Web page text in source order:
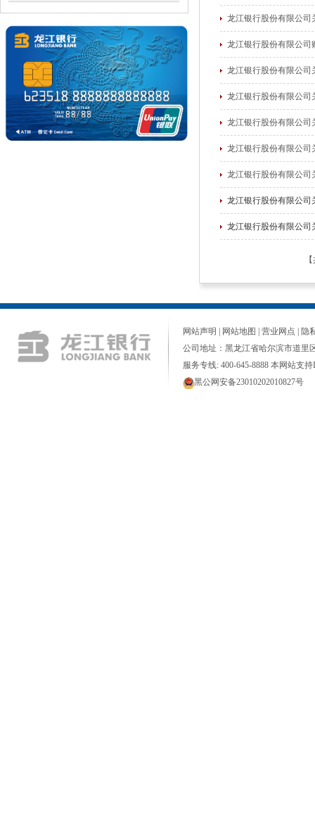
龙江银行股份有限公司
龙江银行股份有限公司
龙江银行股份有限公司
龙江银行股份有限公司
龙江银行股份有限公司
龙江银行股份有限公司
龙江银行股份有限公司
龙江银行股份有限公司
龙江银行股份有限公司
【
网站声明 网站地图 营业网点
隐
公司地址：黑龙江省哈尔滨市道里
服务专线: 400-645-8888 本网站支持
黑公网安备23010202010827号